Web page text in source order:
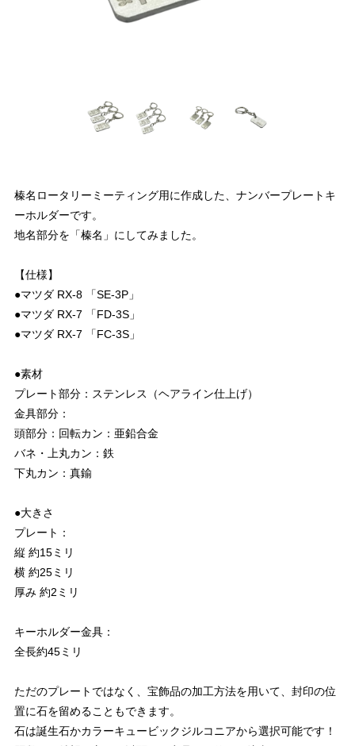
榛名ロータリーミーティング用に作成した、ナンバープレートキ
ーホルダーです。
地名部分を「榛名」にしてみました。
【仕様】
●マツダ RX-8 「SE-3P」
●マツダ RX-7 「FD-3S」
●マツダ RX-7 「FC-3S」
●素材
プレート部分：ステンレス（ヘアライン仕上げ）
金具部分：
頭部分：回転カン：亜鉛合金
バネ・上丸カン：鉄
下丸カン：真鍮
●大きさ
プレート：
縦 約15ミリ
横 約25ミリ
厚み 約2ミリ
キーホルダー金具：
全長約45ミリ
ただのプレートではなく、宝飾品の加工方法を用いて、封印の位
置に石を留めることもできます。
石は誕生石かカラーキュービックジルコニアから選択可能です！